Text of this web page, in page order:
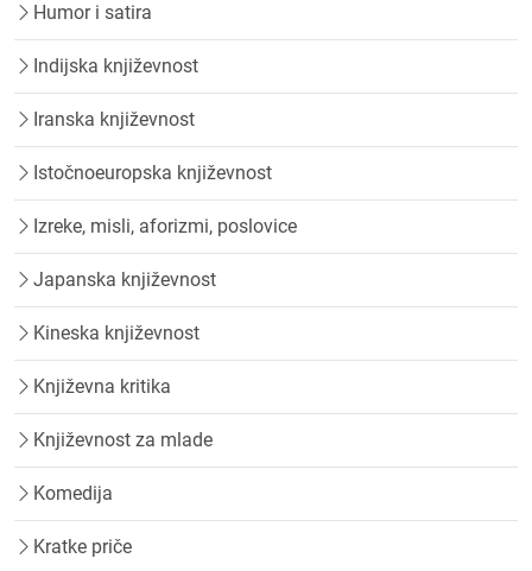
Humor i satira
Indijska književnost
Iranska književnost
Istočnoeuropska književnost
Izreke, misli, aforizmi, poslovice
Japanska književnost
Kineska književnost
Književna kritika
Književnost za mlade
Komedija
Kratke priče